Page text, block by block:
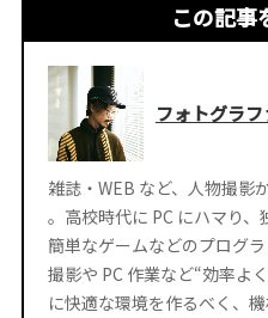
この記事
フォトグラ
雑誌・WEB など、人物撮影
。高校時代に PC にハマり
簡単なゲームなどのプログ
撮影や PC 作業など“効率よ
に快適な環境を作るべく、